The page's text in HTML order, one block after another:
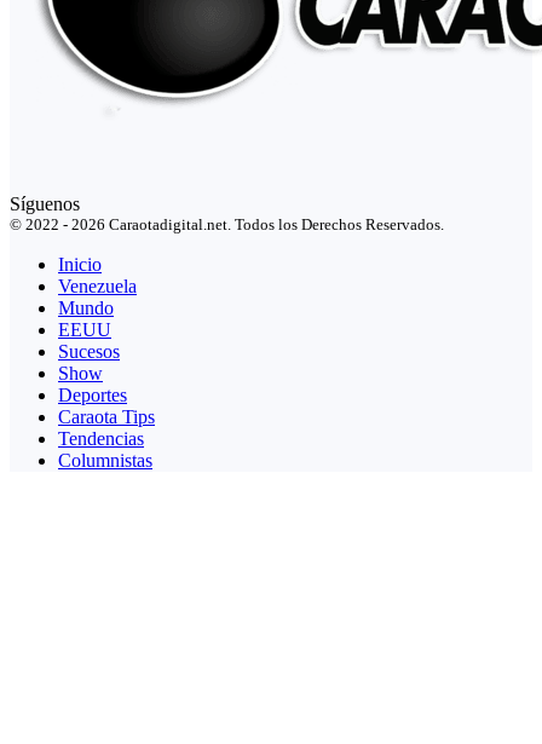
Síguenos
© 2022 - 2026 Caraotadigital.net. Todos los Derechos Reservados.
Inicio
Venezuela
Mundo
EEUU
Sucesos
Show
Deportes
Caraota Tips
Tendencias
Columnistas